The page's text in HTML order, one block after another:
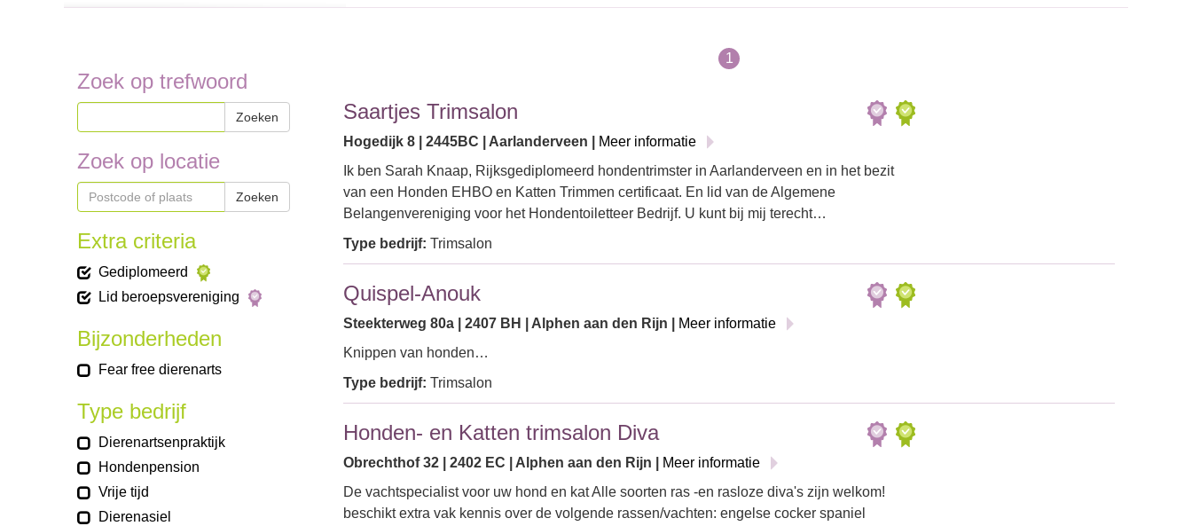
Zoek op trefwoord
Zoeken
Zoek op locatie
Zoeken
Extra criteria
Gediplomeerd
Lid beroepsvereniging
Bijzonderheden
Fear free dierenarts
Type bedrijf
Dierenartsenpraktijk
Hondenpension
Vrije tijd
Dierenasiel
1
Saartjes Trimsalon
Hogedijk 8 | 2445BC | Aarlanderveen |
Meer informatie
Ik ben Sarah Knaap, Rijksgediplomeerd hondentrimster in Aarlanderveen en in het bezit
van een Honden EHBO en Katten Trimmen certificaat. En lid van de Algemene
Belangenvereniging voor het Hondentoiletteer Bedrijf. U kunt bij mij terecht…
Type bedrijf: Trimsalon
Quispel-Anouk
Steekterweg 80a | 2407 BH | Alphen aan den Rijn |
Meer informatie
Knippen van honden…
Type bedrijf: Trimsalon
Honden- en Katten trimsalon Diva
Obrechthof 32 | 2402 EC | Alphen aan den Rijn |
Meer informatie
De vachtspecialist voor uw hond en kat Alle soorten ras -en rasloze diva's zijn welkom!
beschikt extra vak kennis over de volgende rassen/vachten: engelse cocker spaniel